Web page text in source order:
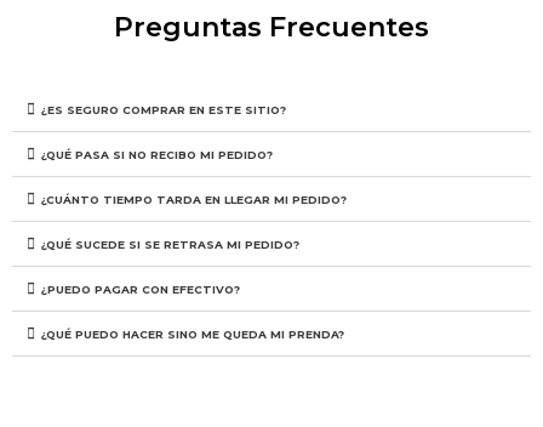
Preguntas Frecuentes
¿ES SEGURO COMPRAR EN ESTE SITIO?
¿QUÉ PASA SI NO RECIBO MI PEDIDO?
¿CUÁNTO TIEMPO TARDA EN LLEGAR MI PEDIDO?
¿QUÉ SUCEDE SI SE RETRASA MI PEDIDO?
¿PUEDO PAGAR CON EFECTIVO?
¿QUÉ PUEDO HACER SINO ME QUEDA MI PRENDA?